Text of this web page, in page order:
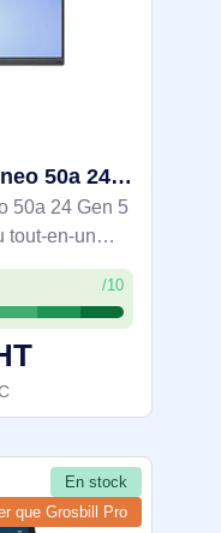
LENOVO ThinkCentre neo 50a 24 Gen 5 Intel Core 5 210H 23.8p FHD 8Go 256Go SSD M.2 Intel Graphics W11 - 12SC00EHFR
50a 24 Gen 5
tout-en-un
grâce
performances
LED Full
/10
En stock
que Grosbill Pro